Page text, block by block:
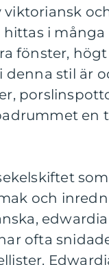
i många
fönster,
stil är
en
och
ofta